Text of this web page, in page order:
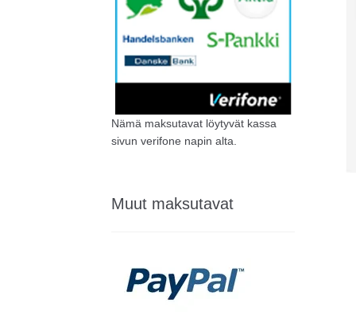
Nämä maksutavat löytyvät kassa
sivun verifone napin alta.
Muut maksutavat